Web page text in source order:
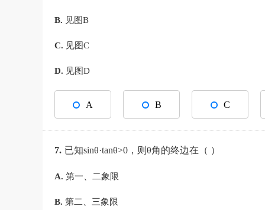
B. 见图B
C. 见图C
D. 见图D
A B C
7. 已知sinθ·tanθ>0，则θ角的终边在（ ）
A. 第一、二象限
B. 第二、三象限